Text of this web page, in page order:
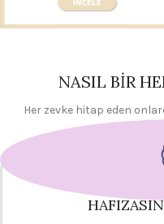
NASIL BİR
Her zevke hitap eden